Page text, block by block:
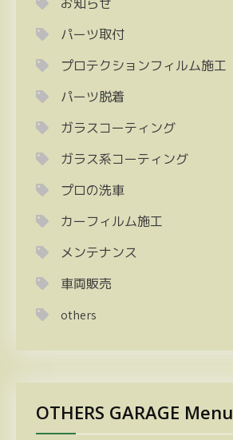
お知らせ
パーツ取付
プロテクションフィルム施工
パーツ脱着
ガラスコーティング
ガラス系コーティング
プロの洗車
カーフィルム施工
メンテナンス
車両販売
others
OTHERS GARAGE Menu